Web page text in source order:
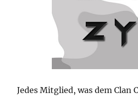
Jedes Mitglied, was dem Clan